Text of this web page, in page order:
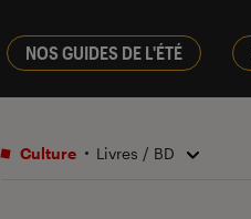
NOS GUIDES DE L'ÉTÉ
Culture Livres / BD